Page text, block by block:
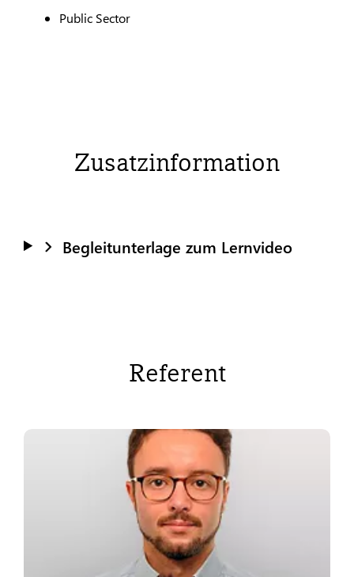
Public Sector
Zusatzinformation
Begleitunterlage zum Lernvideo
Referent